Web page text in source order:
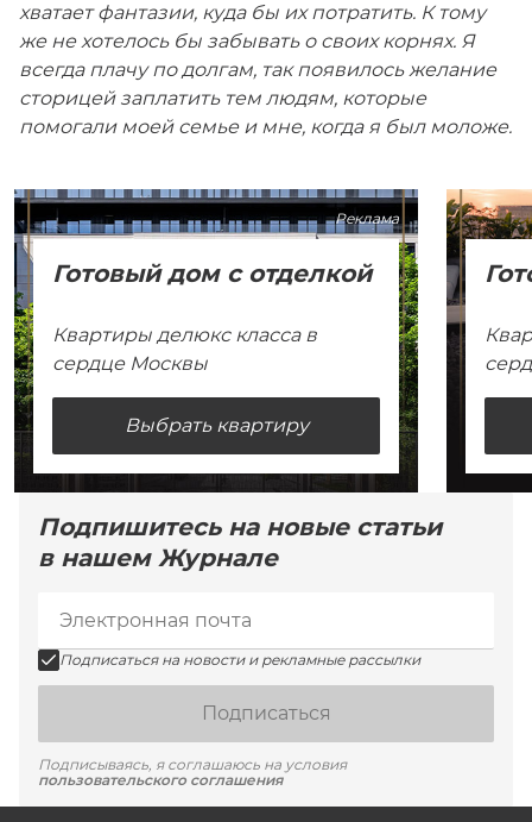
хватает фантазии, куда бы их потратить. К тому
же не хотелось бы забывать о своих корнях. Я
всегда плачу по долгам, так появилось желание
сторицей заплатить тем людям, которые
помогали моей семье и мне, когда я был моложе.
Реклама
Готовый дом с отделкой
Квартиры делюкс класса в
сердце Москвы
Выбрать квартиру
Подпишитесь на новые статьи
в нашем Журнале
Подписаться на новости и рекламные рассылки
Подписаться
Подписываясь, я соглашаюсь на условия
пользовательского соглашения